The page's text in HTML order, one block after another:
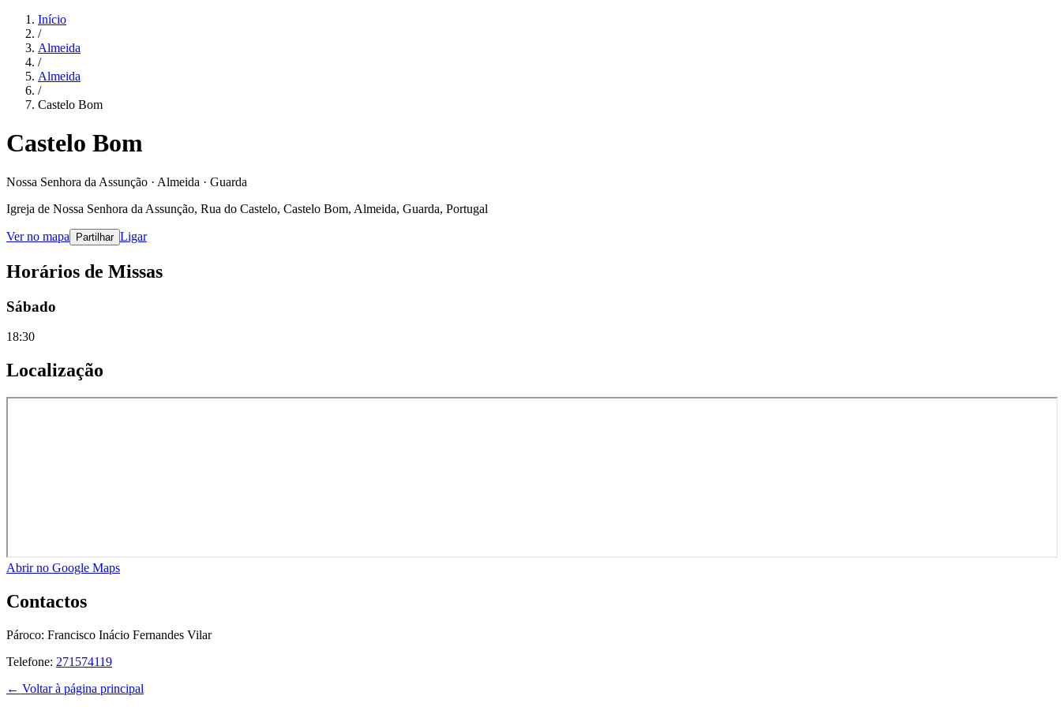
Início
/
Almeida
/
Almeida
/
Castelo Bom
Castelo Bom
Nossa Senhora da Assunção · Almeida · Guarda
Igreja de Nossa Senhora da Assunção, Rua do Castelo, Castelo Bom, Almeida, Guarda, Portugal
Ver no mapa Partilhar Ligar
Horários de Missas
Sábado
18:30
Localização
Abrir no Google Maps
Contactos
Pároco: Francisco Inácio Fernandes Vilar
Telefone: 271574119
← Voltar à página principal